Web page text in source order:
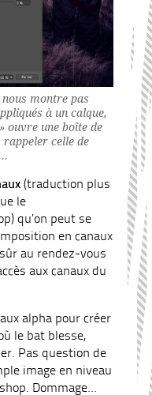
nous montre pas
à un calque,
ouvre une boîte de
rappeler celle de
(traduction plus
le
qu’on peut se
en canaux
au rendez-vous
aux canaux du
alpha pour créer
le bat blesse,
Pas question de
image en niveau
Dommage…